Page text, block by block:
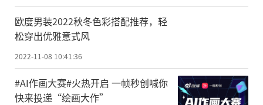
欧度男装2022秋冬色彩搭配推荐，轻
松穿出优雅意式风
2022-11-08 10:41:36
#AI作画大赛#火热开启 一帧秒创喊你
快来投递“绘画大作”